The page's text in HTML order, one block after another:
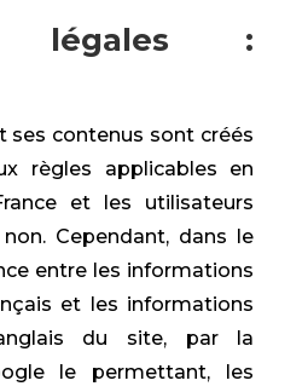
légales :
ses contenus sont créés
règles applicables en
et les utilisateurs
Cependant, dans le
entre les informations
et les informations
du site, par la
le permettant, les